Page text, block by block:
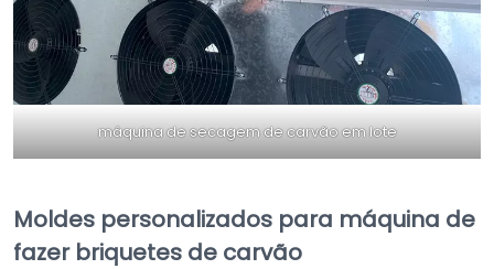
máquina de secagem de carvão em lote
Moldes personalizados para máquina de
fazer briquetes de carvão